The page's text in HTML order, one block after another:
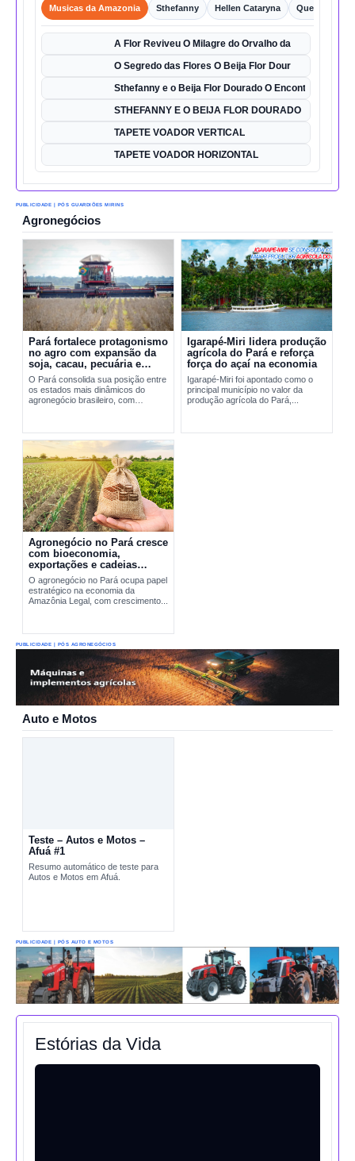
Musicas da Amazonia Sthefanny Hellen Cataryna Queixo o
A Flor Reviveu O Milagre do Orvalho da
O Segredo das Flores O Beija Flor Dour
Sthefanny e o Beija Flor Dourado O Encontro Mágico
STHEFANNY E O BEIJA FLOR DOURADO
TAPETE VOADOR VERTICAL
TAPETE VOADOR HORIZONTAL
PUBLICIDADE | PÓS GUARDIÕES MIRINS
Agronegócios
Pará fortalece protagonismo
no agro com expansão da
soja, cacau, pecuária e
exportações
O Pará consolida sua posição entre
os estados mais dinâmicos do
agronegócio brasileiro, com
Igarapé-Miri lidera produção
agrícola do Pará e reforça
força do açaí na economia
Igarapé-Miri foi apontado como o
principal município no valor da
produção agrícola do Pará,...
Agronegócio no Pará cresce
com bioeconomia,
exportações e cadeias
produtivas estratégicas
O agronegócio no Pará ocupa papel
estratégico na economia da
Amazônia Legal, com crescimento...
PUBLICIDADE | PÓS AGRONEGÓCIOS
Auto e Motos
Teste – Autos e Motos –
Afuá #1
Resumo automático de teste para
Autos e Motos em Afuá.
PUBLICIDADE | PÓS AUTO E MOTOS
Estórias da Vida